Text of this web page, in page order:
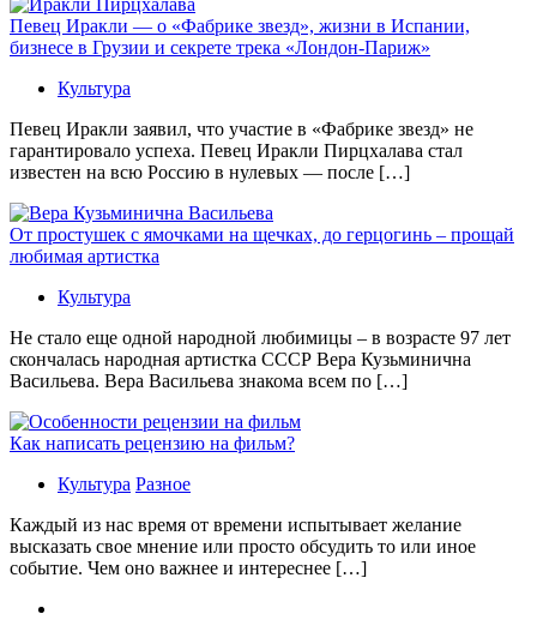
Певец Иракли — о «Фабрике звезд», жизни в Испании,
бизнесе в Грузии и секрете трека «Лондон-Париж»
Культура
Певец Иракли заявил, что участие в «Фабрике звезд» не
гарантировало успеха. Певец Иракли Пирцхалава стал
известен на всю Россию в нулевых — после […]
От простушек с ямочками на щечках, до герцогинь – прощай
любимая артистка
Культура
Не стало еще одной народной любимицы – в возрасте 97 лет
скончалась народная артистка СССР Вера Кузьминична
Васильева. Вера Васильева знакома всем по […]
Как написать рецензию на фильм?
Культура Разное
Каждый из нас время от времени испытывает желание
высказать свое мнение или просто обсудить то или иное
событие. Чем оно важнее и интереснее […]